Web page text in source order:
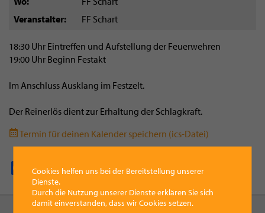
Veranstalter
FF Schart
18:30 Uhr Eintreffen und Aufstellung der Feuerwehren
19:00 Uhr Beginn Festakt
Im Anschluss Ausklang im Festzelt.
Der Reinerlös dient zur Erhaltung der Schlagkraft.
Termin für deinen Kalender speichern (ics-Datei)
Facebook
Pinterest
X WhatsApp
Email
Cookies helfen uns bei der Bereitstellung unserer
Dienste.
Durch die Nutzung unserer Dienste erklären Sie sich
damit einverstanden, dass wir Cookies setzen.